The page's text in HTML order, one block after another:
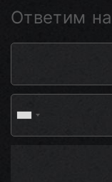
Ответим